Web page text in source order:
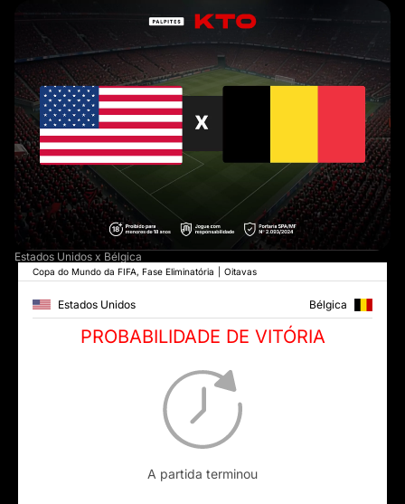
Estados Unidos x Bélgica
Copa do Mundo da FIFA, Fase Eliminatória Oitavas
Estados Unidos Bélgica
PROBABILIDADE DE VITÓRIA
A partida terminou